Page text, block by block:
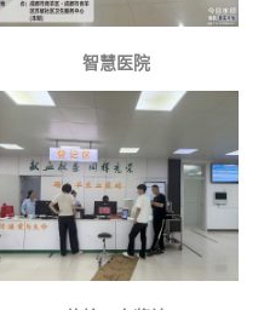
智慧医院